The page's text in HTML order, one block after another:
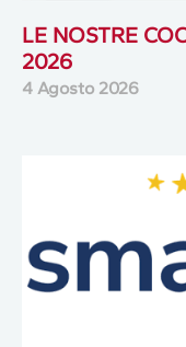
LE NOSTRE
2026
4 Agosto 2026